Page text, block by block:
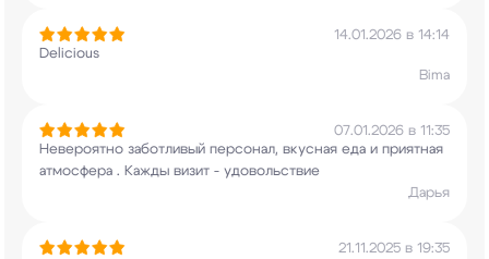
14.01.2026 в 14:14
Delicious
Bima
07.01.2026 в 11:35
Невероятно заботливый персонал, вкусная еда и приятная
атмосфера . Кажды визит - удовольствие
Дарья
21.11.2025 в 19:35